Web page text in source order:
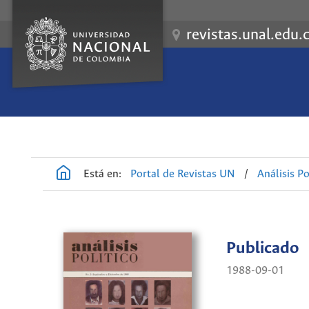
Está en: Portal de Revistas UN / Análisis
Publicado
1988-09-01